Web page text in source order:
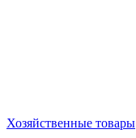
Хозяйственные товары